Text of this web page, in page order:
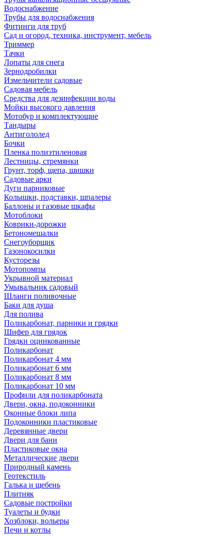
Водоснабжение
Трубы для водоснабжения
Фитинги для труб
Сад и огород, техника, инструмент, мебель
Триммер
Тачки
Лопаты для снега
Зернодробилки
Измельчители садовые
Садовая мебель
Средства для дезинфекции воды
Мойки высокого давления
Мотобур и комплектующие
Тандыры
Антигололед
Бочки
Пленка полиэтиленовая
Лестницы, стремянки
Грунт, торф, щепа, шишки
Садовые арки
Дуги парниковые
Колышки, подставки, шпалеры
Баллоны и газовые шкафы
Мотоблоки
Коврики-дорожки
Бетономешалки
Снегоуборщик
Газонокосилки
Кусторезы
Мотопомпы
Укрывной материал
Умывальник садовый
Шланги поливочные
Баки для душа
Для полива
Поликарбонат, парники и грядки
Шифер для грядок
Грядки оцинкованные
Поликарбонат
Поликарбонат 4 мм
Поликарбонат 6 мм
Поликарбонат 8 мм
Поликарбонат 10 мм
Профили для поликарбоната
Двери, окна, подоконники
Оконные блоки липа
Подоконники пластиковые
Деревянные двери
Двери для бани
Пластиковые окна
Металлические двери
Природный камень
Геотекстиль
Галька и щебень
Плитняк
Садовые постройки
Туалеты и будки
Хозблоки, вольеры
Печи и котлы